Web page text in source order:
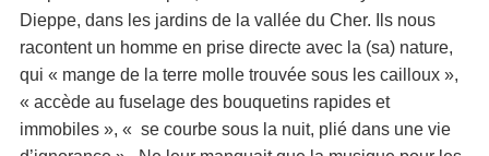
Dieppe, dans les jardins de la vallée du Cher. Ils nous
racontent un homme en prise directe avec la (sa) nature,
qui « mange de la terre molle trouvée sous les cailloux »,
« accède au fuselage des bouquetins rapides et
immobiles », « se courbe sous la nuit, plié dans une vie